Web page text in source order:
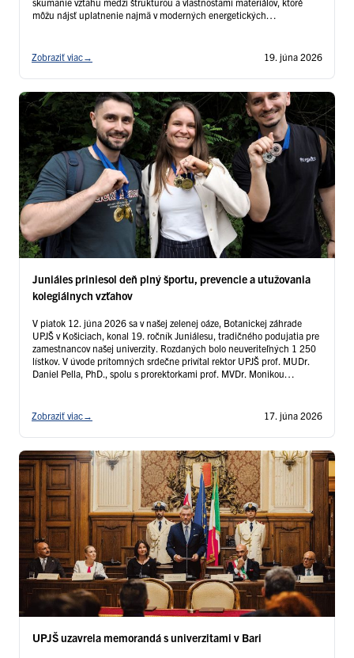
môžu nájsť uplatnenie najmä v moderných energetických
Zobraziť viac→ 19. júna 2026
Juniáles priniesol deň plný športu, prevencie a utužovania
kolegiálnych vzťahov
V piatok 12. júna 2026 sa v našej zelenej oáze, Botanickej záhrade
UPJŠ v Košiciach, konal 19. ročník Juniálesu, tradičného podujatia pre
zamestnancov našej univerzity. Rozdaných bolo neuveriteľných 1 250
lístkov. V úvode prítomných srdečne privítal rektor UPJŠ prof. MUDr.
Daniel Pella, PhD., spolu s prorektorkami prof. MVDr. Monikou
Zobraziť viac→ 17. júna 2026
UPJŠ uzavrela memorandá s univerzitami v Bari